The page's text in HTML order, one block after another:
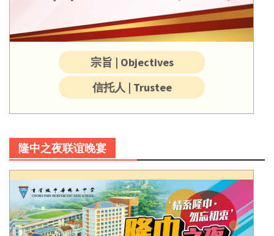
宗旨 | Objectives
信托人 | Trustee
隆中之夜联谊晚宴